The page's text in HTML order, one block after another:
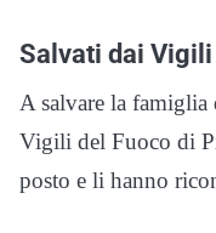
Salvati dai Vigili
A salvare la famiglia
Vigili del Fuoco di
posto e li hanno